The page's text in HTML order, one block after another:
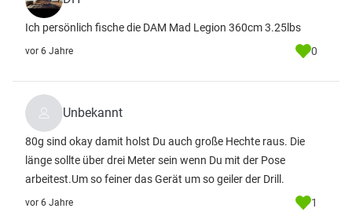
Ich persönlich fische die DAM Mad Legion 360cm 3.25lbs
vor 6 Jahre 0
Unbekannt
80g sind okay damit holst Du auch große Hechte raus. Die
länge sollte über drei Meter sein wenn Du mit der Pose
arbeitest.Um so feiner das Gerät um so geiler der Drill.
vor 6 Jahre 1